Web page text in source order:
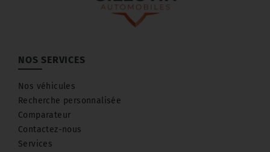
NOS SERVICES
Nos véhicules
Recherche personnalisée
Comparateur
Contactez-nous
Services